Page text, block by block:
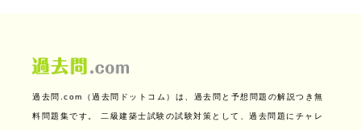
過去問.com（過去問ドットコム）は、過去問と予想問題の解説つき無
料問題集です。 二級建築士試験の試験対策として、過去問題にチャレ